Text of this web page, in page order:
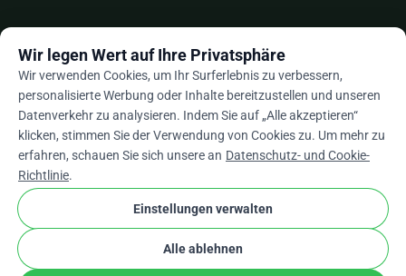
Dearrow_drop_down
★★★★★4,9 / 5 basierend auf 500+ Bewertungen
WhyDonateDatenschutz und Cookies
Allgemeine Geschäftsbedingungen
Wir legen Wert auf Ihre Privatsphäre
Wir verwenden Cookies, um Ihr Surferlebnis zu verbessern,
personalisierte Werbung oder Inhalte bereitzustellen und unseren
Datenverkehr zu analysieren. Indem Sie auf „Alle akzeptieren“
klicken, stimmen Sie der Verwendung von Cookies zu. Um mehr zu
erfahren, schauen Sie sich unsere an Datenschutz- und Cookie-
Richtlinie.
Einstellungen verwalten
Alle ablehnen